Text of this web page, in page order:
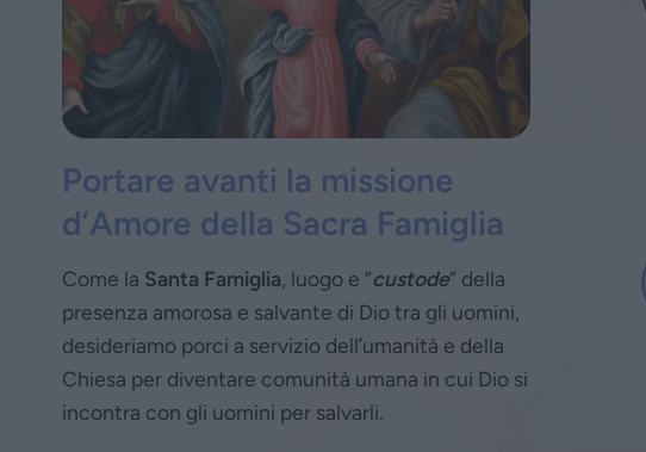
Portare avanti la missione
d’Amore della Sacra Famiglia
Come la Santa Famiglia, luogo e “custode” della
presenza amorosa e salvante di Dio tra gli uomini,
desideriamo porci a servizio dell’umanità e della
Chiesa per diventare comunità umana in cui Dio si
incontra con gli uomini per salvarli.